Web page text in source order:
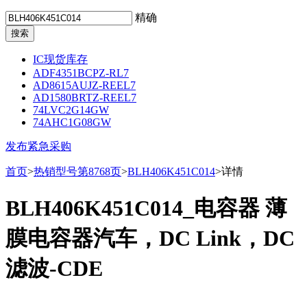
精确
IC现货库存
ADF4351BCPZ-RL7
AD8615AUJZ-REEL7
AD1580BRTZ-REEL7
74LVC2G14GW
74AHC1G08GW
发布紧急采购
首页>热销型号第8768页>BLH406K451C014>详情
BLH406K451C014_电容器 薄
膜电容器汽车，DC Link，DC
滤波-CDE